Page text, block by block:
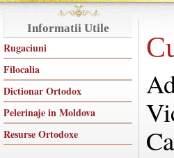
Informatii Utile
Rugaciuni
Filocalia
Dictionar Ortodox
Pelerinaje in Moldova
Resurse Ortodoxe